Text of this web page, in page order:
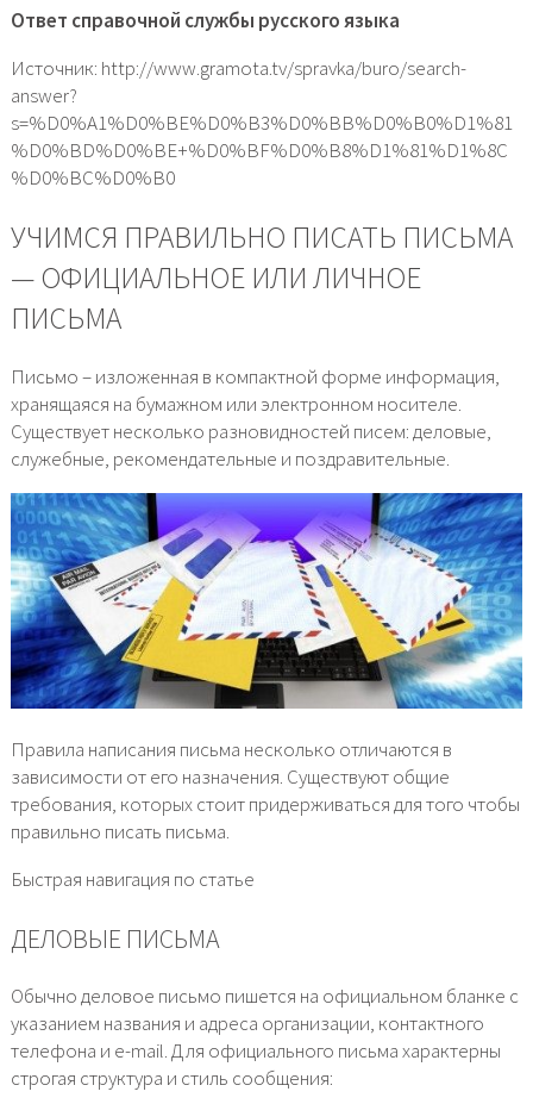
Ответ справочной службы русского языка
Источник: http://www.gramota.tv/spravka/buro/search-
answer?
s=%D0%A1%D0%BE%D0%B3%D0%BB%D0%B0%D1%81
%D0%BD%D0%BE+%D0%BF%D0%B8%D1%81%D1%8C
%D0%BC%D0%B0
УЧИМСЯ ПРАВИЛЬНО ПИСАТЬ ПИСЬМА
— ОФИЦИАЛЬНОЕ ИЛИ ЛИЧНОЕ
ПИСЬМА
Письмо – изложенная в компактной форме информация,
хранящаяся на бумажном или электронном носителе.
Существует несколько разновидностей писем: деловые,
служебные, рекомендательные и поздравительные.
Правила написания письма несколько отличаются в
зависимости от его назначения. Существуют общие
требования, которых стоит придерживаться для того чтобы
правильно писать письма.
Быстрая навигация по статье
ДЕЛОВЫЕ ПИСЬМА
Обычно деловое письмо пишется на официальном бланке с
указанием названия и адреса организации, контактного
телефона и e-mail. Для официального письма характерны
строгая структура и стиль сообщения: